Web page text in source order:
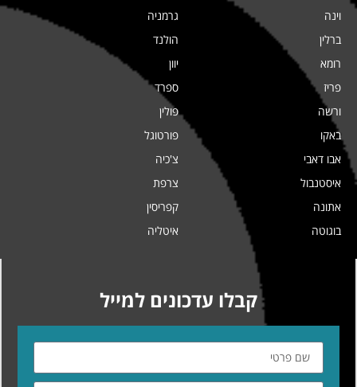
וינה
ברלין
רומא
פריז
ורשה
באקו
אבו דאבי
איסטנבול
אתונה
בוגוטה
גרמניה
הולנד
יוון
ספרד
פולין
פורטוגל
צ'כיה
צרפת
קפריסין
איטליה
קבלו עדכונים למייל